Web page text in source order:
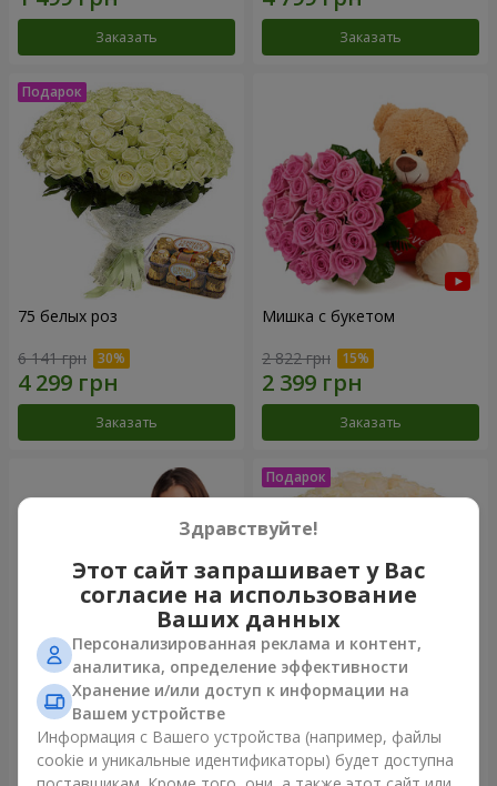
Заказать Заказать
75 белых роз
6 141 грн
Заказать
Мишка с букетом
2 822 грн
Заказать
151 красная роза
16 180 грн
Букет "Очей очарованье"
3 499 грн
Здравствуйте!
Этот сайт запрашивает у Вас
согласие на использование
Ваших данных
Персонализированная реклама и контент,
аналитика, определение эффективности
Хранение и/или доступ к информации на
Вашем устройстве
Информация с Вашего устройства (например, файлы
cookie и уникальные идентификаторы) будет доступна